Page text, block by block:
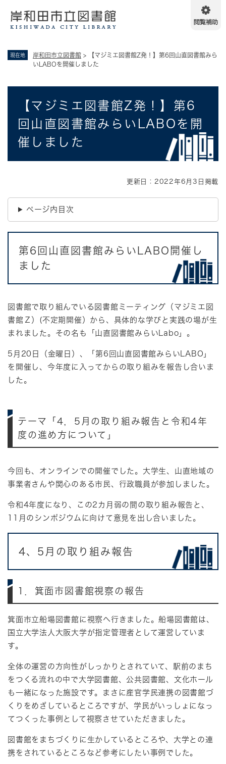
現在地 岸和田市立図書館 >
【マジミエ図書館Z発！】第6回山直図書館みら
いLABOを開催しました
【マジミエ図書館Z発！】第6
回山直図書館みらいLABOを開
催しました
更新日：2022年6月3日掲載
ページ内目次
第6回山直図書館みらいLABO開催し
ました
図書館で取り組んでいる図書館ミーティング（マジミエ図
書館Ｚ）(不定期開催）から、具体的な学びと実践の場が生
まれました。その名も「山直図書館みらいLabo」。
5月20日（金曜日）、「第6回山直図書館みらいLABO」
を開催し、今年度に入ってからの取り組みを報告し合いま
した。
テーマ「4，5月の取り組み報告と令和4年
度の進め方について」
今回も、オンラインでの開催でした。大学生、山直地域の
事業者さんや関心のある市民、行政職員が参加しました。
令和4年度になり、この2カ月弱の間の取り組み報告と、
11月のシンポジウムに向けて意見を出し合いました。
4、5月の取り組み報告
1．箕面市図書館視察の報告
箕面市立船場図書館に視察へ行きました。船場図書館は、
国立大学法人大阪大学が指定管理者として運営していま
す。
全体の運営の方向性がしっかりとされていて、駅前のまち
をつくる流れの中で大学図書館、公共図書館、文化ホール
も一緒になった施設です。まさに産官学民連携の図書館づ
くりをめざしているところですが、学民がいっしょになっ
てつくった事例として視察させていただきました。
図書館をまちづくりに生かしているところや、大学との連
携をされているところなど参考にしたい事例でした。